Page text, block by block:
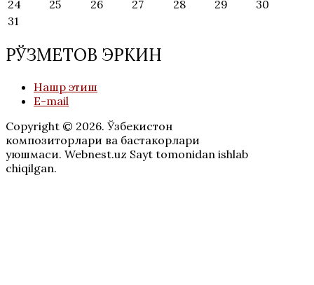
24
25 26 27 28 29
30
31
РЎЗМЕТОВ ЭРКИН
Нашр этиш
E-mail
Copyright © 2026. Ўзбекистон
композиторлари ва бастакорлари
уюшмаси. Webnest.uz Sayt tomonidan ishlab
chiqilgan.